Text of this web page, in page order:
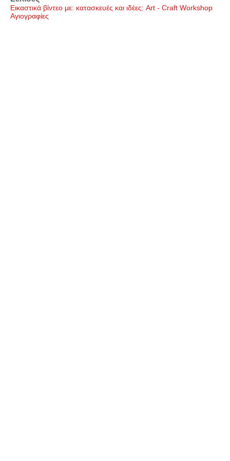
Εικαστικά βίντεο με: κατασκευές και ιδέες: Art - Craft Workshop
Αγιογραφίες